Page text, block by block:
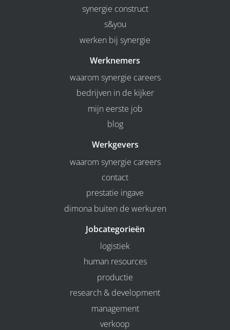
synergie construct
s&you
werken bij synergie
Werknemers
waarom synergie careers
bedrijven in de kijker
mijn eerste job
blog
Werkgevers
waarom synergie careers
contact
prestatie ingave
dimona buiten de werkuren
Jobcategorieën
logistiek
human resources
productie
research & development
management
verkoop